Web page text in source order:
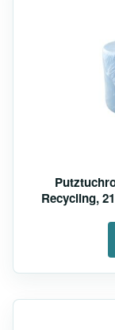
Recycling,